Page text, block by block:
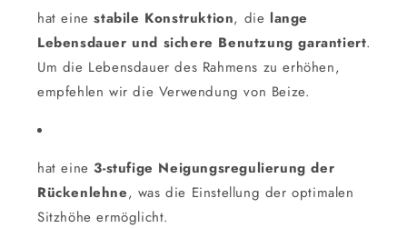
hat eine stabile Konstruktion, die lange
Lebensdauer und sichere Benutzung garantiert.
Um die Lebensdauer des Rahmens zu erhöhen,
empfehlen wir die Verwendung von Beize.
hat eine 3-stufige Neigungsregulierung der
Rückenlehne, was die Einstellung der optimalen
Sitzhöhe ermöglicht.